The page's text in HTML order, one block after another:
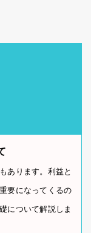
あります。利益と
要になってくるの
について解説しま